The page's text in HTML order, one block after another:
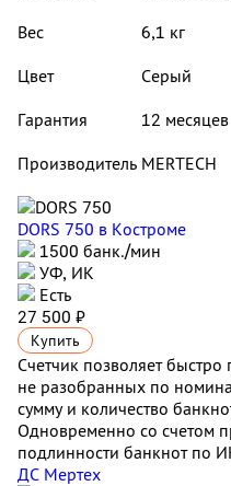
Вес
6,1 кг
Цвет
Серый
Гарантия
12 месяцев
Производитель MERTECH
DORS 750 в Костроме
1500 банк./мин
УФ, ИК
Есть
27 500 ₽
Купить
Счетчик позволяет
не разобранных по
сумму и количество
Одновременно со счетом
подлинности банкнот по
ДС Мертех